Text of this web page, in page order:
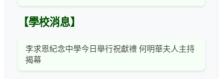
【學校消息】
李求恩紀念中學今日舉行祝獻禮 何明華夫人主持
揭幕